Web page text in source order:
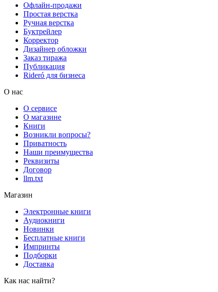
Офлайн-продажи
Простая верстка
Ручная верстка
Буктрейлер
Корректор
Дизайнер обложки
Заказ тиража
Публикация
Rideró для бизнеса
О нас
О сервисе
О магазине
Книги
Возникли вопросы?
Приватность
Наши преимущества
Реквизиты
Договор
llm.txt
Магазин
Электронные книги
Аудиокниги
Новинки
Бесплатные книги
Импринты
Подборки
Доставка
Как нас найти?